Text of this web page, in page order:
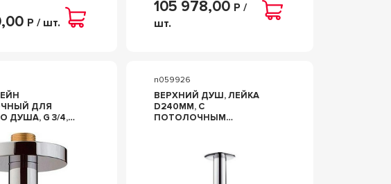
Р / шт.
105 978,00 Р /
шт.
ДЛЯ
ДУША, G 3/4,
RAINDANCE
n059926
ВЕРХНИЙ ДУШ, ЛЕЙКА
D240ММ, C
ПОТОЛОЧНЫМ
(МЕТАЛЛ ЦВ. ХРОМ),
CLASSIC ZZ HANSGROHE
RAINDANCE 27405000